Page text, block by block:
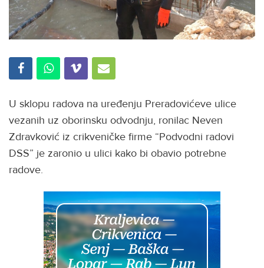
U sklopu radova na uređenju Preradovićeve ulice
vezanih uz oborinsku odvodnju, ronilac Neven
Zdravković iz crikveničke firme “Podvodni radovi
DSS” je zaronio u ulici kako bi obavio potrebne
radove.